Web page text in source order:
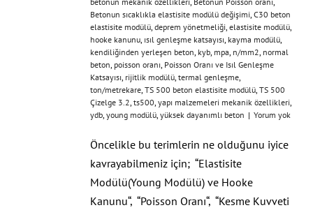
Betonun sıcaklıkla elastisite modülü değişimi C30 beton
elastisite modülü deprem yönetmeliği elastisite modülü
hooke kanunu ısıl genleşme katsayısı kayma modülü
kendiliğinden yerleşen beton kyb mpa n/mm2 normal
beton poisson oranı Poisson Oranı ve Isıl Genleşme
Katsayısı rijitlik modülü termal genleşme
ton/metrekare TS 500 beton elastisite modülü TS 500
Çizelge 3.2 ts500 yapı malzemeleri mekanik özellikleri
ydb young modülü yüksek dayanımlı beton | Yorum yok
Öncelikle bu terimlerin ne olduğunu iyice
kavrayabilmeniz için; “Elastisite
Modülü(Young Modülü) ve Hooke
Kanunu“, “Poisson Oranı“, “Kesme Kuvveti